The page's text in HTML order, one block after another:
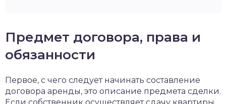
Предмет договора, права и
обязанности
Первое, с чего следует начинать составление
договора аренды, это описание предмета сделки.